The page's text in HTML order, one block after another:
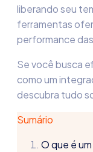
liberando seu
ferramentas
performance
Se você busca
como um
descubra tudo
Sumário
O que é